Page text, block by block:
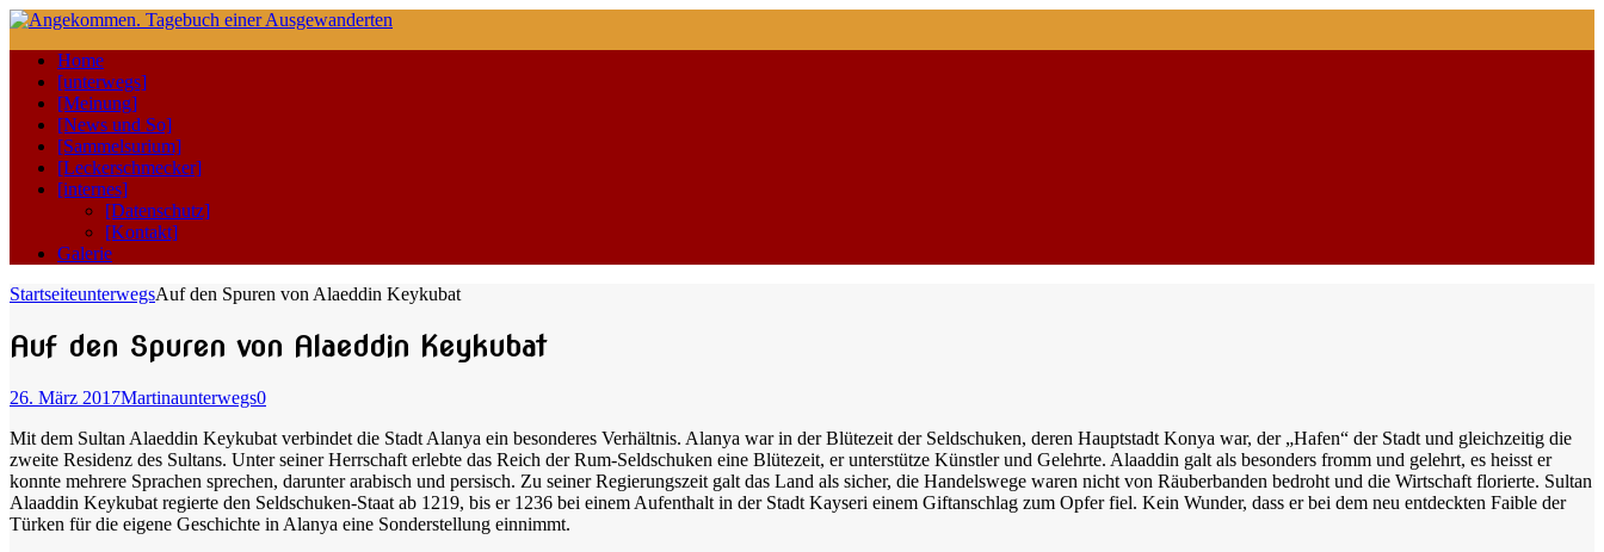
Home
[unterwegs]
[Meinung]
[News und So]
[Sammelsurium]
[Leckerschmecker]
[internes]
[Datenschutz]
[Kontakt]
Galerie
StartseiteunterwegsAuf den Spuren von Alaeddin Keykubat
Auf den Spuren von Alaeddin Keykubat
26. März 2017Martinaunterwegs0
Mit dem Sultan Alaeddin Keykubat verbindet die Stadt Alanya ein besonderes Verhältnis. Alanya war in der Blütezeit der Seldschuken, deren Hauptstadt Konya war, der „Hafen“ der Stadt und gleichzeitig die
zweite Residenz des Sultans. Unter seiner Herrschaft erlebte das Reich der Rum-Seldschuken eine Blütezeit, er unterstütze Künstler und Gelehrte. Alaaddin galt als besonders fromm und gelehrt, es heisst er
konnte mehrere Sprachen sprechen, darunter arabisch und persisch. Zu seiner Regierungszeit galt das Land als sicher, die Handelswege waren nicht von Räuberbanden bedroht und die Wirtschaft florierte. Sultan
Alaaddin Keykubat regierte den Seldschuken-Staat ab 1219, bis er 1236 bei einem Aufenthalt in der Stadt Kayseri einem Giftanschlag zum Opfer fiel. Kein Wunder, dass er bei dem neu entdeckten Faible der
Türken für die eigene Geschichte in Alanya eine Sonderstellung einnimmt.